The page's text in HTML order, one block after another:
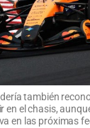
también
en el chasis,
en las próximas